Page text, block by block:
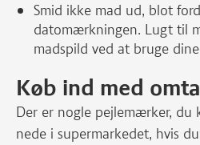
Smid ikke mad ud, blot
datomærkningen. Lugt til
madspild ved at bruge
Køb ind med
Der er nogle pejlemærker, du
nede i supermarkedet, hvis